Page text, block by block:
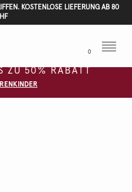
KOSTENLOSE LIEFERUNG AB 80
0
Menu
ZU 50% RABATT
KINDER